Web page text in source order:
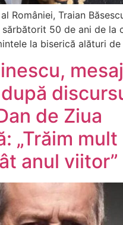
României, Traian
sărbătorit 50 de ani de la
la biserică alături de
mesaj
de Ziua
„Trăim mult
anul viitor”